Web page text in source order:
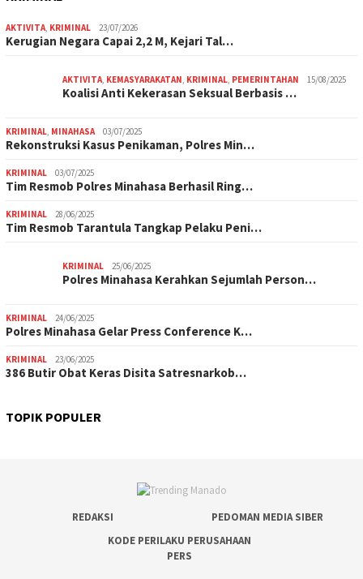
AKTIVITA KRIMINAL 23/07/2026
Kerugian Negara Capai 2,2 M, Kejari Tal…
AKTIVITA KEMASYARAKATAN KRIMINAL PEMERINTAHAN 15/08/2025
Koalisi Anti Kekerasan Seksual Berbasis …
KRIMINAL MINAHASA 03/07/2025
Rekonstruksi Kasus Penikaman, Polres Min…
KRIMINAL 03/07/2025
Tim Resmob Polres Minahasa Berhasil Ring…
KRIMINAL 28/06/2025
Tim Resmob Tarantula Tangkap Pelaku Peni…
KRIMINAL 25/06/2025
Polres Minahasa Kerahkan Sejumlah Person…
KRIMINAL 24/06/2025
Polres Minahasa Gelar Press Conference K…
KRIMINAL 23/06/2025
386 Butir Obat Keras Disita Satresnarkob…
TOPIK POPULER
REDAKSI
PEDOMAN MEDIA SIBER
KODE PERILAKU PERUSAHAAN
PERS